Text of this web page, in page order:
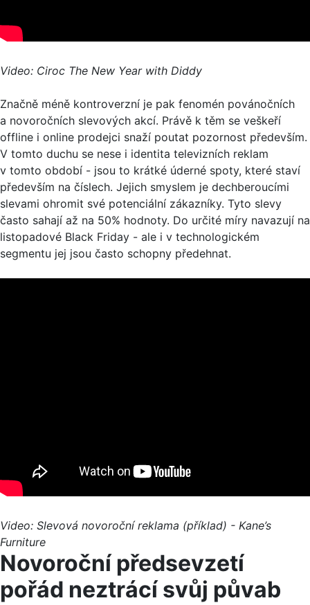
Video: Ciroc The New Year with Diddy
Značně méně kontroverzní je pak fenomén povánočních
a novoročních slevových akcí. Právě k těm se veškeří
offline i online prodejci snaží poutat pozornost především.
V tomto duchu se nese i identita televizních reklam
v tomto období - jsou to krátké úderné spoty, které staví
především na číslech. Jejich smyslem je dechberoucími
slevami ohromit své potenciální zákazníky. Tyto slevy
často sahají až na 50% hodnoty. Do určité míry navazují na
listopadové Black Friday - ale i v technologickém
segmentu jej jsou často schopny předehnat.
Video: Slevová novoroční reklama (příklad) - Kane’s
Furniture
Novoroční předsevzetí
pořád neztrácí svůj půvab